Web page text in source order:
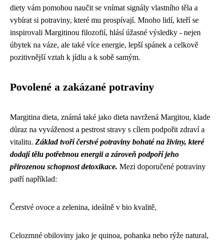
diety vám pomohou naučit se vnímat signály vlastního těla a
vybírat si potraviny, které mu prospívají. Mnoho lidí, kteří se
inspirovali Margitinou filozofií, hlásí úžasné výsledky - nejen
úbytek na váze, ale také více energie, lepší spánek a celkově
pozitivnější vztah k jídlu a k sobě samým.
Povolené a zakázané potraviny
Margitina dieta, známá také jako dieta navržená Margitou, klade
důraz na vyváženost a pestrost stravy s cílem podpořit zdraví a
vitalitu. Základ tvoří čerstvé potraviny bohaté na živiny, které
dodají tělu potřebnou energii a zároveň podpoří jeho
přirozenou schopnost detoxikace. Mezi doporučené potraviny
patří například:
Čerstvé ovoce a zelenina, ideálně v bio kvalitě,
Celozrnné obiloviny jako je quinoa, pohanka nebo rýže natural,